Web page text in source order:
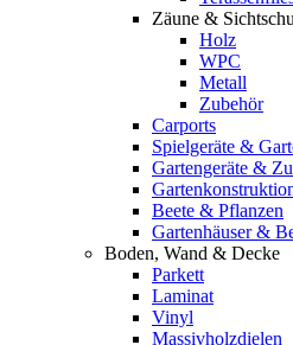
Zäune &
Holz
WPC
Metall
Zubehör
Carports
Spielgeräte &
Gartengeräte &
Beete & Pflanzen
Gartenhäuser &
Boden, Wand & Decke
Parkett
Laminat
Vinyl
Massivholzdielen